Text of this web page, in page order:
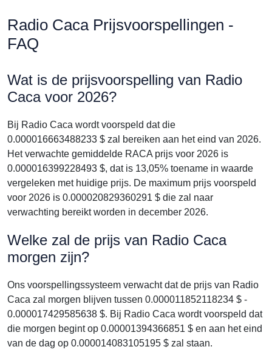
Radio Caca Prijsvoorspellingen -
FAQ
Wat is de prijsvoorspelling van Radio
Caca voor 2026?
Bij Radio Caca wordt voorspeld dat die
0.000016663488233 $ zal bereiken aan het eind van 2026.
Het verwachte gemiddelde RACA prijs voor 2026 is
0.000016399228493 $, dat is 13,05% toename in waarde
vergeleken met huidige prijs. De maximum prijs voorspeld
voor 2026 is 0.000020829360291 $ die zal naar
verwachting bereikt worden in december 2026.
Welke zal de prijs van Radio Caca
morgen zijn?
Ons voorspellingssysteem verwacht dat de prijs van Radio
Caca zal morgen blijven tussen 0.000011852118234 $ -
0.000017429585638 $. Bij Radio Caca wordt voorspeld dat
die morgen begint op 0.00001394366851 $ en aan het eind
van de dag op 0.000014083105195 $ zal staan.